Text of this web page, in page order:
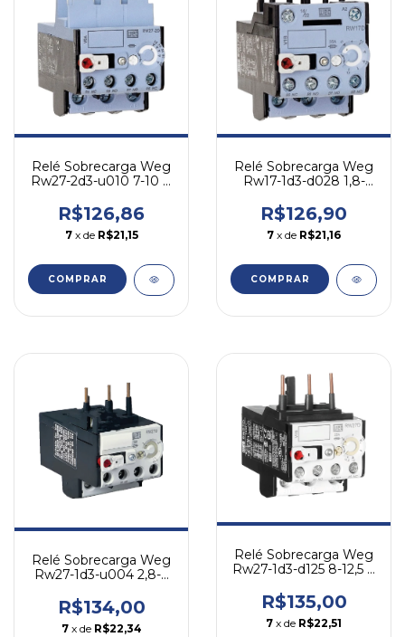
Relé Sobrecarga Weg
Rw27-2d3-u010 7-10 A
R$126,86
7 x de R$21,15
COMPRAR
Relé Sobrecarga Weg
Rw17-1d3-d028 1,8-
R$126,90
7 x de R$21,16
COMPRAR
Relé Sobrecarga Weg
Rw27-1d3-u004 2,8-4
R$134,00
7 x de R$22,34
Relé Sobrecarga Weg
Rw27-1d3-d125 8-12,5 A
R$135,00
7 x de R$22,51